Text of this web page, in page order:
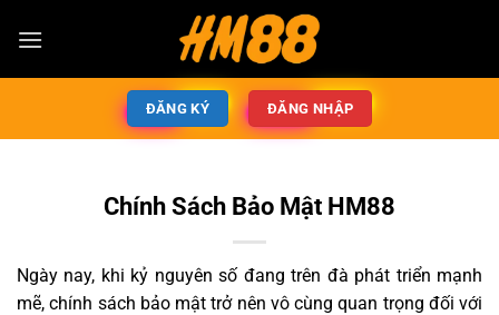
ĐĂNG KÝ ĐĂNG NHẬP
Chính Sách Bảo Mật HM88
Ngày nay, khi kỷ nguyên số đang trên đà phát triển mạnh
mẽ, chính sách bảo mật trở nên vô cùng quan trọng đối với